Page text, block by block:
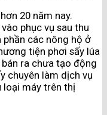
20 năm nay.
phục vụ sau thu
phần các nông hộ ở
tiện phơi sấy lúa
ra chưa tạo động
chuyên làm dịch vụ
loại máy trên thị